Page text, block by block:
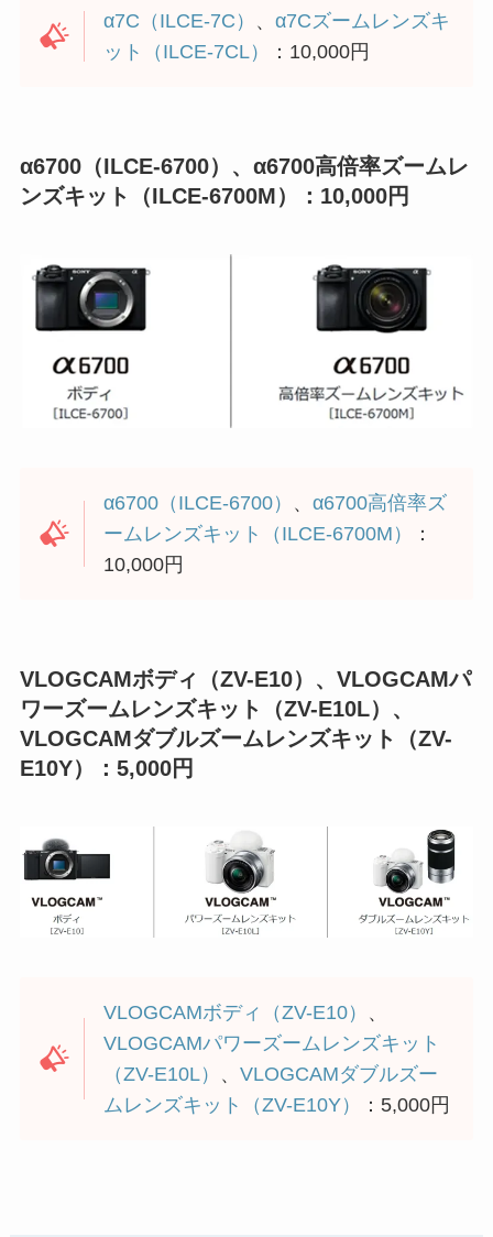
α7C（ILCE-7C） 、α7Cズームレンズキ
ット（ILCE-7CL）
：10,000円
α6700（ILCE-6700）、α6700高倍率ズームレ
ンズキット（ILCE-6700M）：10,000円
α6700（ILCE-6700） 、α6700高倍率ズ
ームレンズキット（ILCE-6700M）
：
10,000円
VLOGCAMボディ（ZV-E10）、VLOGCAMパ
ワーズームレンズキット（ZV-E10L）、
VLOGCAMダブルズームレンズキット（ZV-
E10Y）：5,000円
VLOGCAMボディ（ZV-E10） 、
VLOGCAMパワーズームレンズキット
（ZV-E10L） 、VLOGCAMダブルズー
ムレンズキット（ZV-E10Y）
：5,000円